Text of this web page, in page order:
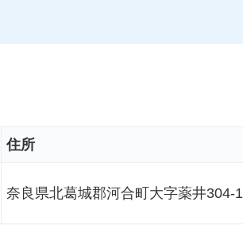
住所
奈良県北葛城郡河合町大字薬井304-1